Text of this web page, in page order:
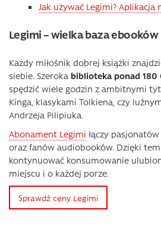
Jak używać Legimi?
Legimi – wielka baza
Każdy miłośnik dobrej książki
siebie. Szeroka biblioteka ponad
spędzić wiele godzin z ambitnymi
Kinga, klasykami Tolkiena, czy
Andrzeja Pilipiuka.
Abonament Legimi łączy
oraz fanów audiobooków. Dzięki
kontynuować konsumowanie
miejscu i o każdej porze.
Sprawdź ceny Legimi